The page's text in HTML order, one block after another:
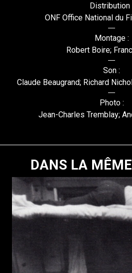
Distribution
ONF Office National du
Montage :
Robert Boire;
Son :
Claude Beaugrand; Richard
Photo :
Jean-Charles Tremblay;
DANS LA